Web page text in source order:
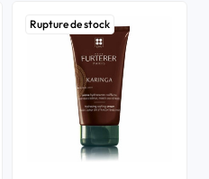
Rupture de stock